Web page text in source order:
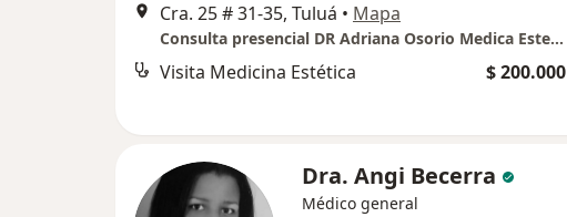
Cra. 25 # 31-35, Tuluá • Mapa
Consulta presencial DR Adriana Osorio Medica Estetica
Visita Medicina Estética $ 200.000
Dra. Angi Becerra
Médico general